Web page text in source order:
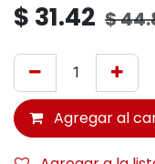
$ 31.42 $
Agregar al